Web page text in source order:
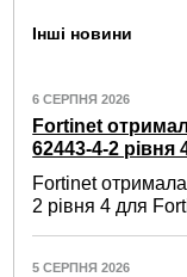
Інші новини
6 СЕРПНЯ 2026
Fortinet
62443-4-2 рівня
Fortinet
2 рівня 4 для
5 СЕРПНЯ 2026